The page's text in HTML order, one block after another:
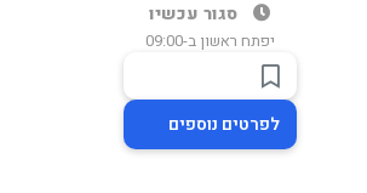
סגור עכשיו
יפתח ראשון ב-09:00
לפרטים נוספים